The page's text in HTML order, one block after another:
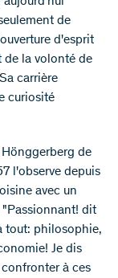
de
d'esprit
de la volonté de
carrière
curiosité
de
l'observe depuis
avec un
"Passionnant! dit
tout: philosophie,
Je dis
à ces